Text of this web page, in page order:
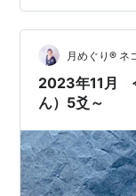
た。 易経No.50
る。木の上に火
む。』 火風鼎は
いる卦です。…
月めぐり®︎ ネ
2023年11月
ん）5爻～